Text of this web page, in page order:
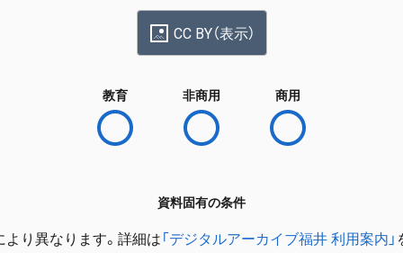
CC BY（表示）
教育 非商用 商用
資料固有の条件
より異なります。詳細は 「デジタルアーカイブ福井 利用案内」